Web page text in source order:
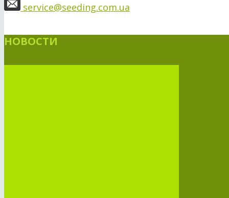
service@seeding.com.ua
НОВОСТИ